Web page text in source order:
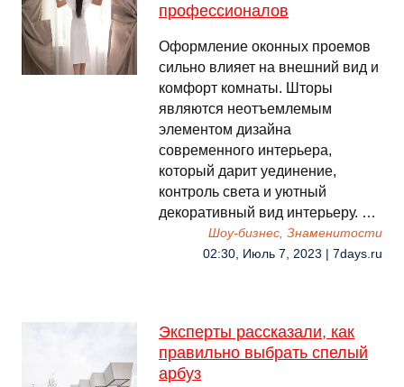
профессионалов
Оформление оконных проемов
сильно влияет на внешний вид и
комфорт комнаты. Шторы
являются неотъемлемым
элементом дизайна
современного интерьера,
который дарит уединение,
контроль света и уютный
декоративный вид интерьеру. …
Шоу-бизнес, Знаменитости
02:30, Июль 7, 2023 | 7days.ru
Эксперты рассказали, как
правильно выбрать спелый
арбуз